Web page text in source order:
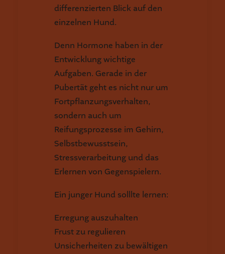
differenzierten Blick auf den
einzelnen Hund.
Denn Hormone haben in der
Entwicklung wichtige
Aufgaben. Gerade in der
Pubertät geht es nicht nur um
Fortpflanzungsverhalten,
sondern auch um
Reifungsprozesse im Gehirn,
Selbstbewusstsein,
Stressverarbeitung und das
Erlernen von Gegenspielern.
Ein junger Hund solllte lernen:
Erregung auszuhalten
Frust zu regulieren
Unsicherheiten zu bewältigen